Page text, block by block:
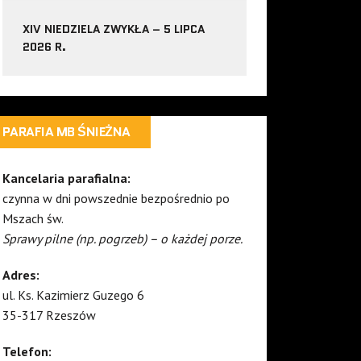
XIV NIEDZIELA ZWYKŁA – 5 LIPCA
2026 R.
PARAFIA MB ŚNIEŻNA
Kancelaria parafialna:
czynna w dni powszednie bezpośrednio po
Mszach św.
Sprawy pilne (np. pogrzeb) – o każdej porze.
Adres:
ul. Ks. Kazimierz Guzego 6
35-317 Rzeszów
Telefon: